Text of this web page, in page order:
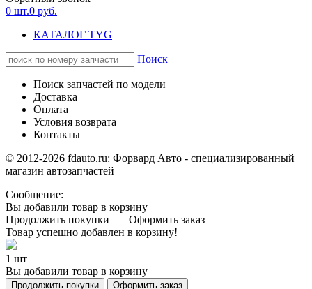
0 шт.0 руб.
КАТАЛОГ TYG
Поиск
Поиск запчастей по модели
Доставка
Оплата
Условия возврата
Контакты
© 2012-2026 fdauto.ru: Форвард Авто - специализированный
магазин автозапчастей
Сообщение:
Вы добавили товар в корзину
Продолжить покупки
Оформить заказ
Товар успешно добавлен в корзину!
1 шт
Вы добавили товар в корзину
Продолжить покупки Оформить заказ